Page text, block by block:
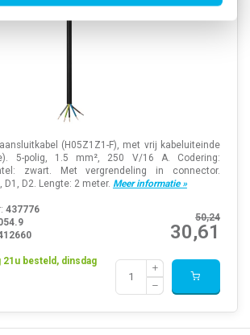
(H05Z1Z1-F), met vrij kabeluiteinde
5-polig, 1.5 mm², 250 V/16 A. Codering:
zwart. Met vergrendeling in connector.
D1, D2. Lengte: 2 meter. Meer informatie »
50,24
30,61
437776
21u besteld, dinsdag